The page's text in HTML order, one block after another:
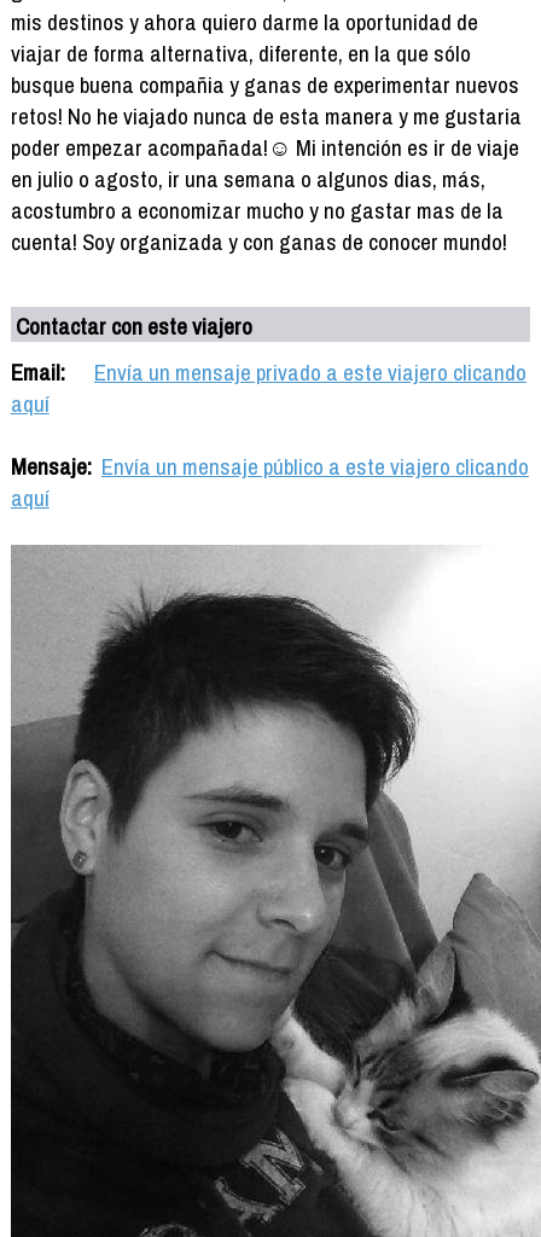
mis destinos y ahora quiero darme la oportunidad de
viajar de forma alternativa, diferente, en la que sólo
busque buena compañia y ganas de experimentar nuevos
retos! No he viajado nunca de esta manera y me gustaria
poder empezar acompañada!☺️ Mi intención es ir de viaje
en julio o agosto, ir una semana o algunos dias, más,
acostumbro a economizar mucho y no gastar mas de la
cuenta! Soy organizada y con ganas de conocer mundo!
Contactar con este viajero
Email:
Envía un mensaje privado a este viajero clicando
aquí
Mensaje: Envía un mensaje público a este viajero clicando
aquí